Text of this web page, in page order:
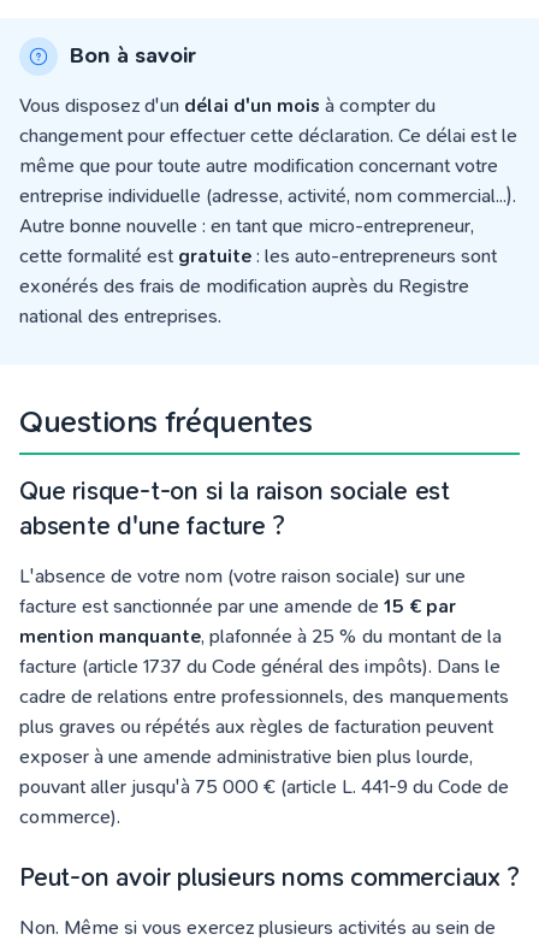
Bon à savoir
Vous disposez d'un délai d'un mois à compter du
changement pour effectuer cette déclaration. Ce délai est le
même que pour toute autre modification concernant votre
entreprise individuelle (adresse, activité, nom commercial...).
Autre bonne nouvelle : en tant que micro-entrepreneur,
cette formalité est gratuite : les auto-entrepreneurs sont
exonérés des frais de modification auprès du Registre
national des entreprises.
Questions fréquentes
Que risque-t-on si la raison sociale est
absente d'une facture ?
L'absence de votre nom (votre raison sociale) sur une
facture est sanctionnée par une amende de 15 € par
mention manquante, plafonnée à 25 % du montant de la
facture (article 1737 du Code général des impôts). Dans le
cadre de relations entre professionnels, des manquements
plus graves ou répétés aux règles de facturation peuvent
exposer à une amende administrative bien plus lourde,
pouvant aller jusqu'à 75 000 € (article L. 441-9 du Code de
commerce).
Peut-on avoir plusieurs noms commerciaux ?
Non. Même si vous exercez plusieurs activités au sein de